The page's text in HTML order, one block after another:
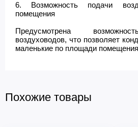
6. Возможность подачи
помещения
Предусмотрена
воздуховодов, что позволяет
маленькие по площади
Похожие товары